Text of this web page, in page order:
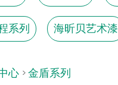
系列 海昕贝艺术漆
心 金盾系列